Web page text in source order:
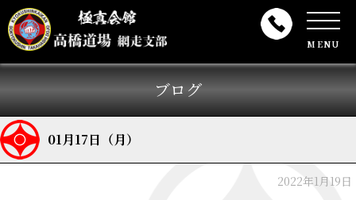
MENU
ブログ
01月17日（月）
2022年1月19日